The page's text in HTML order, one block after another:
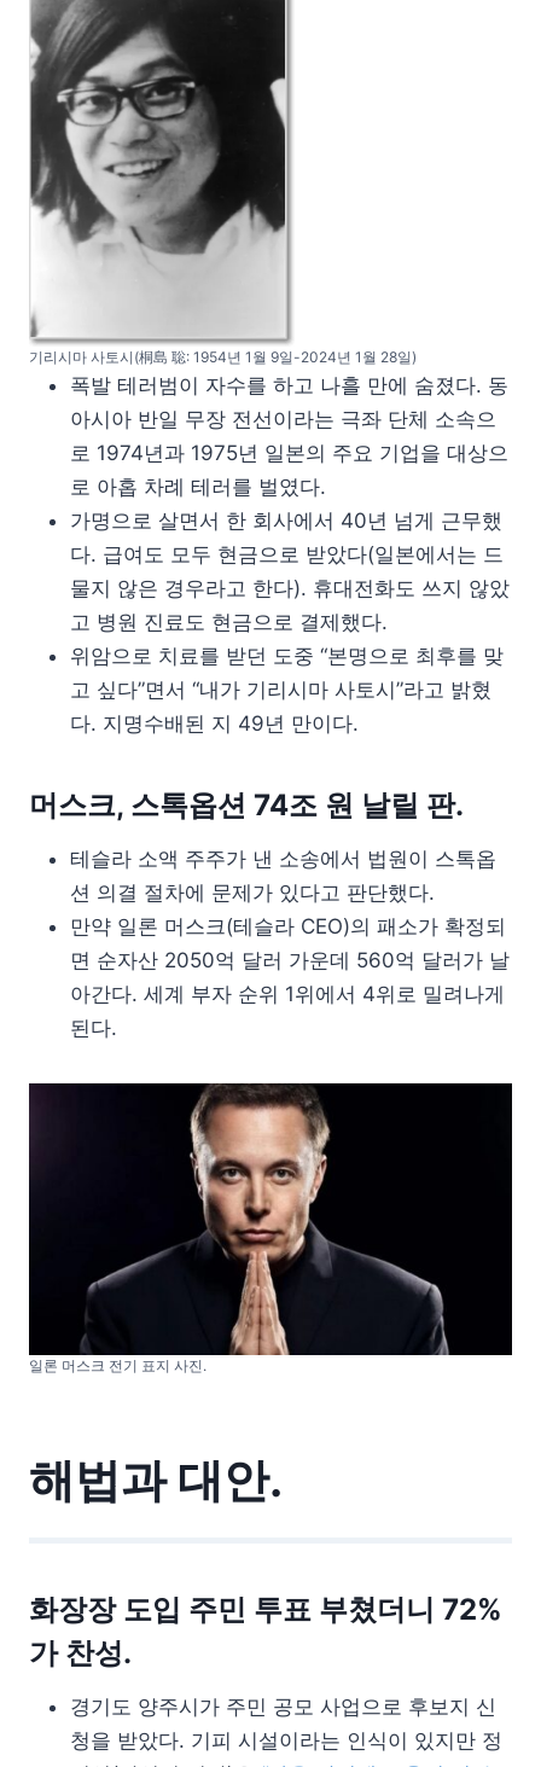
기리시마 사토시(桐島 聡: 1954년 1월 9일-2024년 1월 28일)
폭발 테러범이 자수를 하고 나흘 만에 숨졌다. 동
아시아 반일 무장 전선이라는 극좌 단체 소속으
로 1974년과 1975년 일본의 주요 기업을 대상으
로 아홉 차례 테러를 벌였다.
가명으로 살면서 한 회사에서 40년 넘게 근무했
다. 급여도 모두 현금으로 받았다(일본에서는 드
물지 않은 경우라고 한다). 휴대전화도 쓰지 않았
고 병원 진료도 현금으로 결제했다.
위암으로 치료를 받던 도중 “본명으로 최후를 맞
고 싶다”면서 “내가 기리시마 사토시”라고 밝혔
다. 지명수배된 지 49년 만이다.
머스크, 스톡옵션 74조 원 날릴 판.
테슬라 소액 주주가 낸 소송에서 법원이 스톡옵
션 의결 절차에 문제가 있다고 판단했다.
만약 일론 머스크(테슬라 CEO)의 패소가 확정되
면 순자산 2050억 달러 가운데 560억 달러가 날
아간다. 세계 부자 순위 1위에서 4위로 밀려나게
된다.
일론 머스크 전기 표지 사진.
해법과 대안.
화장장 도입 주민 투표 부쳤더니 72%
가 찬성.
경기도 양주시가 주민 공모 사업으로 후보지 신
청을 받았다. 기피 시설이라는 인식이 있지만 정